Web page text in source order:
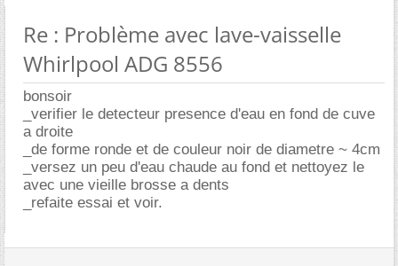
Re : Problème avec lave-vaisselle
Whirlpool ADG 8556
bonsoir
_verifier le detecteur presence d'eau en fond de cuve
a droite
_de forme ronde et de couleur noir de diametre ~ 4cm
_versez un peu d'eau chaude au fond et nettoyez le
avec une vieille brosse a dents
_refaite essai et voir.